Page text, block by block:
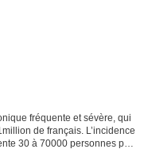
fréquente et sévère, qui
de français. L’incidence
30 à 70000 personnes par